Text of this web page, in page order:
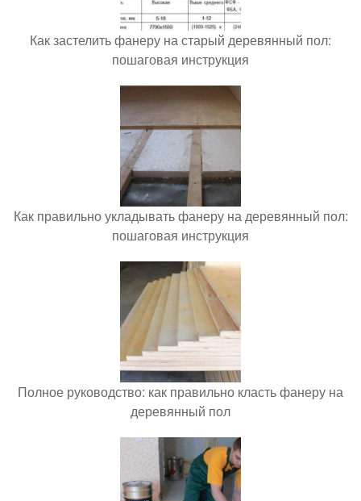
Как застелить фанеру на старый деревянный пол:
пошаговая инструкция
Как правильно укладывать фанеру на деревянный пол:
пошаговая инструкция
Полное руководство: как правильно класть фанеру на
деревянный пол